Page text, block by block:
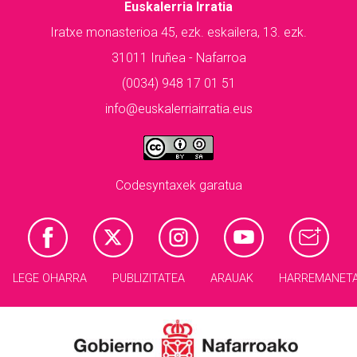
Euskalerria Irratia
Iratxe monasterioa 45, ezk. eskailera, 13. ezk.
31011 Iruñea - Nafarroa
(0034) 948 17 01 51
info@euskalerriairratia.eus
Codesyntaxek garatua
LEGE OHARRA PUBLIZITATEA ARAUAK